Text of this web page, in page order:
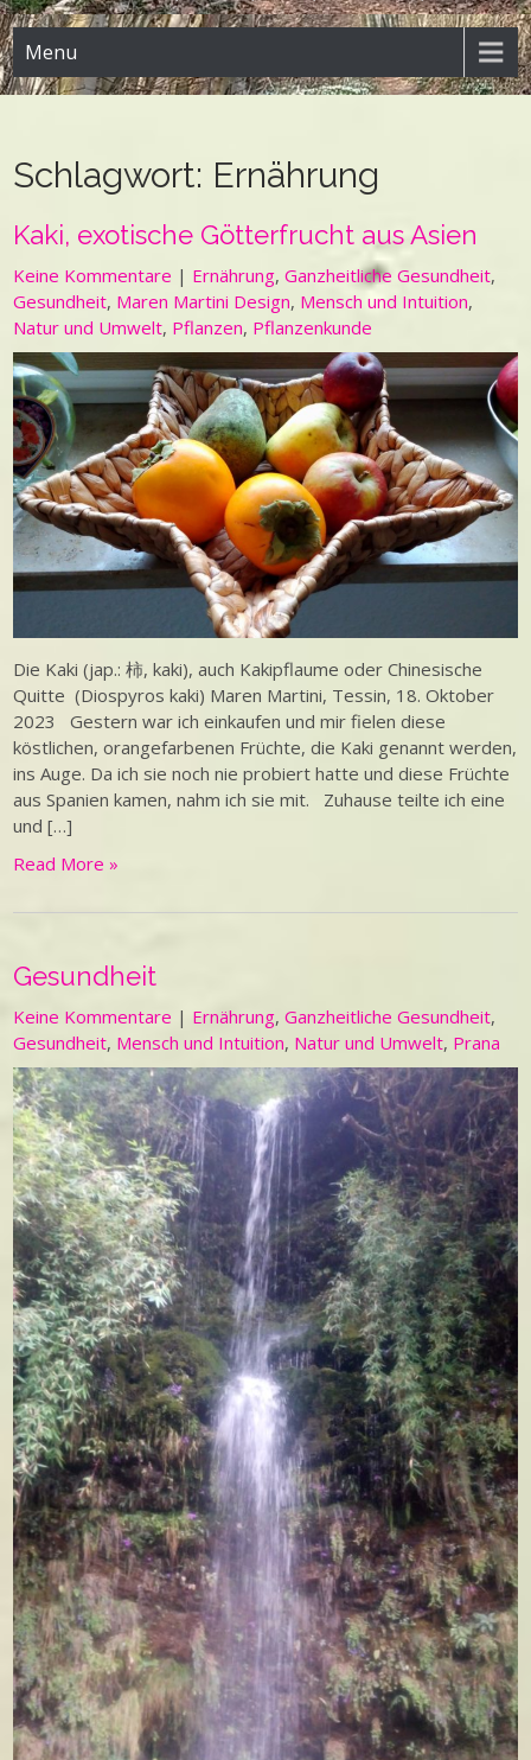
Menu
Schlagwort: Ernährung
Kaki, exotische Götterfrucht aus Asien
Keine Kommentare | Ernährung,Ganzheitliche Gesundheit,
Gesundheit, Maren Martini Design, Mensch und Intuition,
Natur und Umwelt, Pflanzen, Pflanzenkunde
Die Kaki (jap.: 柿, kaki), auch Kakipflaume oder Chinesische
Quitte (Diospyros kaki) Maren Martini, Tessin, 18. Oktober
2023 Gestern war ich einkaufen und mir fielen diese
köstlichen, orangefarbenen Früchte, die Kaki genannt werden,
ins Auge. Da ich sie noch nie probiert hatte und diese Früchte
aus Spanien kamen, nahm ich sie mit. Zuhause teilte ich eine
und […]
Read More »
Gesundheit
Keine Kommentare | Ernährung,Ganzheitliche Gesundheit,
Gesundheit, Mensch und Intuition, Natur und Umwelt, Prana